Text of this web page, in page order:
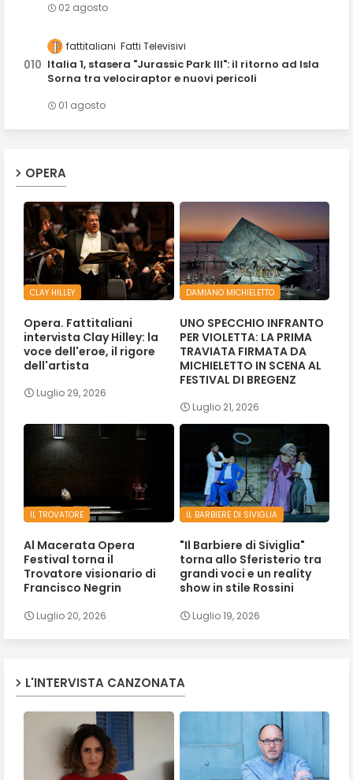
02 agosto
fattitaliani Fatti Televisivi
Italia 1, stasera "Jurassic Park III": il ritorno ad Isla
Sorna tra velociraptor e nuovi pericoli
01 agosto
OPERA
CLAY HILLEY
Opera. Fattitaliani
intervista Clay Hilley: la
voce dell'eroe, il rigore
dell'artista
Luglio 29, 2026
DAMIANO MICHIELETTO
UNO SPECCHIO INFRANTO
PER VIOLETTA: LA PRIMA
TRAVIATA FIRMATA DA
MICHIELETTO IN SCENA AL
FESTIVAL DI BREGENZ
Luglio 21, 2026
IL TROVATORE
Al Macerata Opera
Festival torna il
Trovatore visionario di
Francisco Negrin
Luglio 20, 2026
IL BARBIERE DI SIVIGLIA
"Il Barbiere di Siviglia"
torna allo Sferisterio tra
grandi voci e un reality
show in stile Rossini
Luglio 19, 2026
L'INTERVISTA CANZONATA